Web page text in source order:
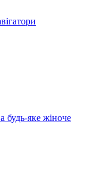
будь-яке жіноче